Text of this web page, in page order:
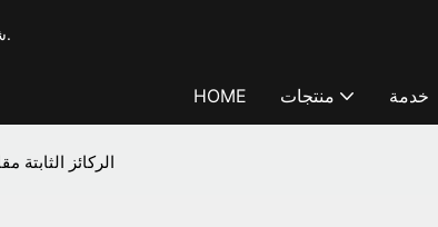
شركة T-works، شركة تصنيع محترفة لآلات الحفر والتدعيم بخبرة تزيد عن 20 عامًا.
HOME منتجات خدمة
الركائز الثابتة